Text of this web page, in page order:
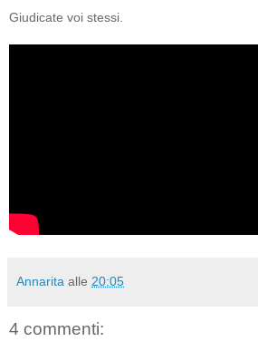
Giudicate voi stessi.
Annarita alle 20:05
4 commenti: